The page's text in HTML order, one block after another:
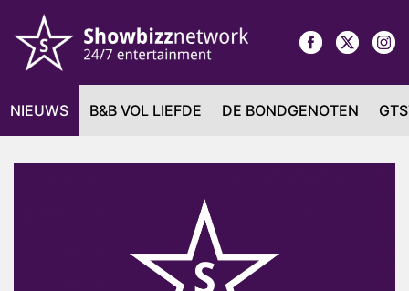
NIEUWS B&B VOL LIEFDE DE BONDGENOTEN